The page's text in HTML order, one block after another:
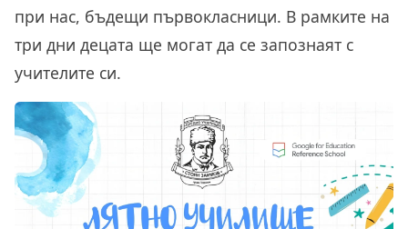
при нас, бъдещи първокласници. В рамките на
три дни децата ще могат да се запознаят с
учителите си.